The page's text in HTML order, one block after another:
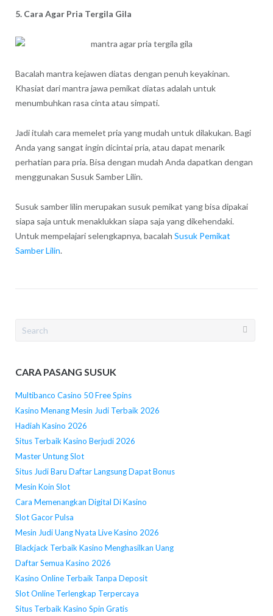
5. Cara Agar Pria Tergila Gila
Bacalah mantra kejawen diatas dengan penuh keyakinan.
Khasiat dari mantra jawa pemikat diatas adalah untuk
menumbuhkan rasa cinta atau simpati.
Jadi itulah cara memelet pria yang mudah untuk dilakukan. Bagi
Anda yang sangat ingin dicintai pria, atau dapat menarik
perhatian para pria. Bisa dengan mudah Anda dapatkan dengan
menggunakan Susuk Samber Lilin.
Susuk samber lilin merupakan susuk pemikat yang bisa dipakai
siapa saja untuk menaklukkan siapa saja yang dikehendaki.
Untuk mempelajari selengkapnya, bacalah Susuk Pemikat
Samber Lilin.
Search
CARA PASANG SUSUK
Multibanco Casino 50 Free Spins
Kasino Menang Mesin Judi Terbaik 2026
Hadiah Kasino 2026
Situs Terbaik Kasino Berjudi 2026
Master Untung Slot
Situs Judi Baru Daftar Langsung Dapat Bonus
Mesin Koin Slot
Cara Memenangkan Digital Di Kasino
Slot Gacor Pulsa
Mesin Judi Uang Nyata Live Kasino 2026
Blackjack Terbaik Kasino Menghasilkan Uang
Daftar Semua Kasino 2026
Kasino Online Terbaik Tanpa Deposit
Slot Online Terlengkap Terpercaya
Situs Terbaik Kasino Spin Gratis